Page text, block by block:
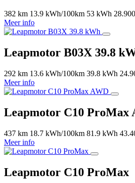
382 km 13.9 kWh/100km 53 kWh 28.900
Meer info
Leapmotor B03X 39.8
292 km 13.6 kWh/100km 39.8 kWh
Meer info
Leapmotor C10 ProMax
437 km 18.7 kWh/100km 81.9 kWh
Meer info
Leapmotor C10 ProMax